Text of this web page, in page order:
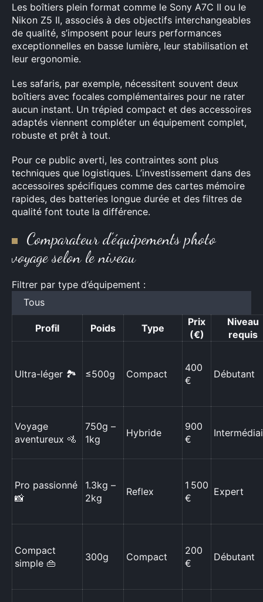
Les boîtiers plein format comme le Sony A7C II ou le
Nikon Z5 II, associés à des objectifs interchangeables
de qualité, s’imposent pour leurs performances
exceptionnelles en basse lumière, leur stabilisation et
leur ergonomie.
Les safaris, par exemple, nécessitent souvent deux
boîtiers avec focales complémentaires pour ne rater
aucun instant. Un trépied compact et des accessoires
adaptés viennent compléter un équipement complet,
robuste et prêt à tout.
Pour ce public averti, les contraintes sont plus
techniques que logistiques. L’investissement dans des
accessoires spécifiques comme des cartes mémoire
rapides, des batteries longue durée et des filtres de
qualité font toute la différence.
Comparateur d’équipements photo
voyage selon le niveau
Filtrer par type d’équipement :
Profil Poids Type
Prix
(€)
Niveau
requis
Ultra-léger 🏞️ ≤500g Compact
400
€
Débutant
Voyage
aventureux 🚵
750g –
1kg
Hybride
900
€
Pro passionné
📸
1.3kg –
2kg
Reflex
1 500
€
Expert
Compact
simple 👜
300g Compact
200
€
Débutant